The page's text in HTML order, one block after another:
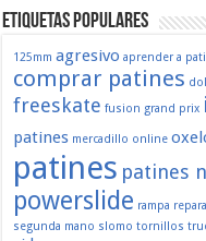
Etiquetas populares
125mm agresivo aprender a
comprar patines
freeskate fusion grand prix
patines mercadillo online
patines patines
powerslide rampa
segunda mano slomo tornillos